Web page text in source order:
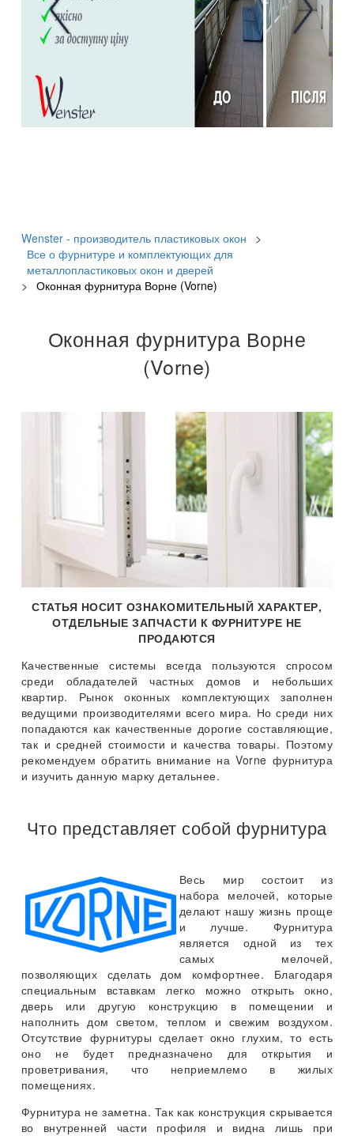
Wenster - производитель пластиковых окон
>
Все о фурнитуре и комплектующих для
металлопластиковых окон и дверей
> Оконная фурнитура Ворне (Vorne)
Оконная фурнитура Ворне
(Vorne)
СТАТЬЯ НОСИТ ОЗНАКОМИТЕЛЬНЫЙ ХАРАКТЕР,
ОТДЕЛЬНЫЕ ЗАПЧАСТИ К ФУРНИТУРЕ НЕ
ПРОДАЮТСЯ
Качественные системы всегда пользуются спросом
среди обладателей частных домов и небольших
квартир. Рынок оконных комплектующих заполнен
ведущими производителями всего мира. Но среди них
попадаются как качественные дорогие составляющие,
так и средней стоимости и качества товары. Поэтому
рекомендуем обратить внимание на Vorne фурнитура
и изучить данную марку детальнее.
Что представляет собой фурнитура
Весь мир состоит из
набора мелочей, которые
делают нашу жизнь проще
и лучше. Фурнитура
является одной из тех
самых мелочей,
позволяющих сделать дом комфортнее. Благодаря
специальным вставкам легко можно открыть окно,
дверь или другую конструкцию в помещении и
наполнить дом светом, теплом и свежим воздухом.
Отсутствие фурнитуры сделает окно глухим, то есть
оно не будет предназначено для открытия и
проветривания, что неприемлемо в жилых
помещениях.
Фурнитура не заметна. Так как конструкция скрывается
во внутренней части профиля и видна лишь при